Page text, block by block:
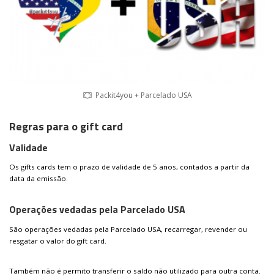
Packit4you + Parcelado USA
Regras para o gift card
Validade
Os gifts cards tem o prazo de validade de 5 anos, contados a partir da
data da emissão.
Operações vedadas pela Parcelado USA
São operações vedadas pela Parcelado USA, recarregar, revender ou
resgatar o valor do gift card.
Também não é permito transferir o saldo não utilizado para outra conta.